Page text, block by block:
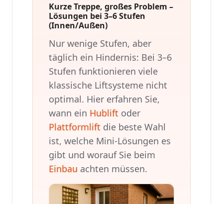
Kurze Treppe, großes Problem –
Lösungen bei 3–6 Stufen
(Innen/Außen)
Nur wenige Stufen, aber
täglich ein Hindernis: Bei 3–6
Stufen funktionieren viele
klassische Liftsysteme nicht
optimal. Hier erfahren Sie,
wann ein Hublift oder
Plattformlift die beste Wahl
ist, welche Mini-Lösungen es
gibt und worauf Sie beim
Einbau achten müssen.